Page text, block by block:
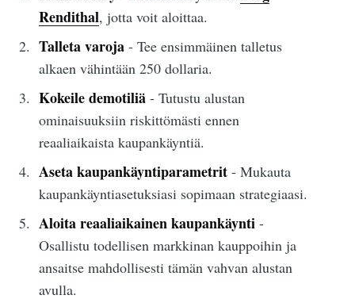
Rendithal, jotta voit aloittaa.
Talleta varoja- Tee ensimmäinen talletus
alkaen vähintään 250 dollaria.
Kokeile demotiliä- Tutustu alustan
ominaisuuksiin riskittömästi ennen
reaaliaikaista kaupankäyntiä.
Aseta kaupankäyntiparametrit- Mukauta
kaupankäyntiasetuksiasi sopimaan strategiaasi.
Aloita reaaliaikainen kaupankäynti-
Osallistu todellisen markkinan kauppoihin ja
ansaitse mahdollisesti tämän vahvan alustan
avulla.